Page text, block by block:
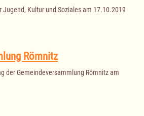
Jugend, Kultur und Soziales am 17.10.2019
Römnitz
der Gemeindeversammlung Römnitz am